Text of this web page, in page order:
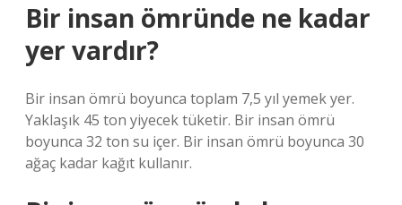
Bir insan ömründe ne kadar
yer vardır?
Bir insan ömrü boyunca toplam 7,5 yıl yemek yer.
Yaklaşık 45 ton yiyecek tüketir. Bir insan ömrü
boyunca 32 ton su içer. Bir insan ömrü boyunca 30
ağaç kadar kağıt kullanır.